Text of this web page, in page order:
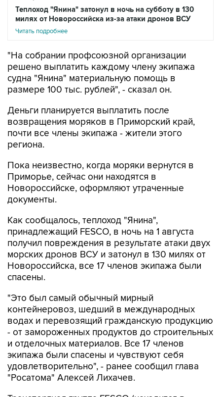
Теплоход "Янина" затонул в ночь на субботу в 130
милях от Новороссийска из-за атаки дронов ВСУ
Читать подробнее
"На собрании профсоюзной организации
решено выплатить каждому члену экипажа
судна "Янина" материальную помощь в
размере 100 тыс. рублей", - сказал он.
Деньги планируется выплатить после
возвращения моряков в Приморский край,
почти все члены экипажа - жители этого
региона.
Пока неизвестно, когда моряки вернутся в
Приморье, сейчас они находятся в
Новороссийске, оформляют утраченные
документы.
Как сообщалось, теплоход "Янина",
принадлежащий FESCO, в ночь на 1 августа
получил повреждения в результате атаки двух
морских дронов ВСУ и затонул в 130 милях от
Новороссийска, все 17 членов экипажа были
спасены.
"Это был самый обычный мирный
контейнеровоз, шедший в международных
водах и перевозящий гражданскую продукцию
- от замороженных продуктов до строительных
и отделочных материалов. Все 17 членов
экипажа были спасены и чувствуют себя
удовлетворительно", - ранее сообщил глава
"Росатома" Алексей Лихачев.